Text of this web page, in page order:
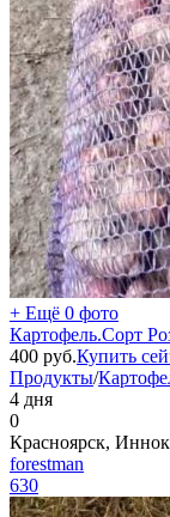
+ Ещё 0 фото
Картофель.Сорт
400 руб.Купить
Продукты/
4 дня
0
Красноярск,
forestman
630